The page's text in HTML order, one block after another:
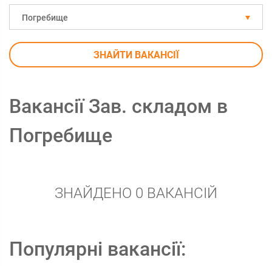
Погребище
ЗНАЙТИ ВАКАНСІЇ
Вакансії Зав. складом в
Погребище
ЗНАЙДЕНО 0 ВАКАНСІЙ
Популярні вакансії: